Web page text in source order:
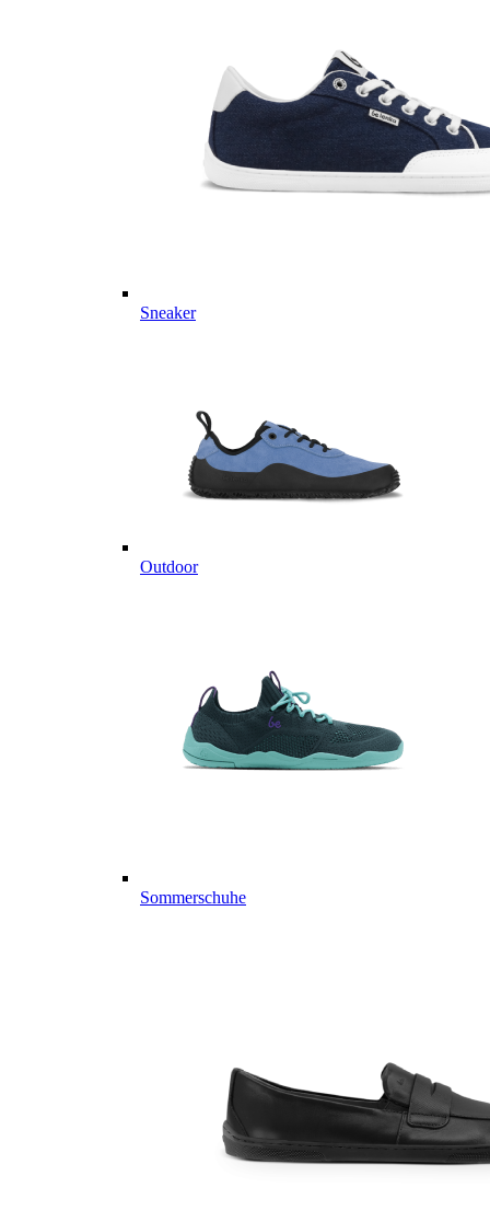
Sneaker
Outdoor
Sommerschuhe